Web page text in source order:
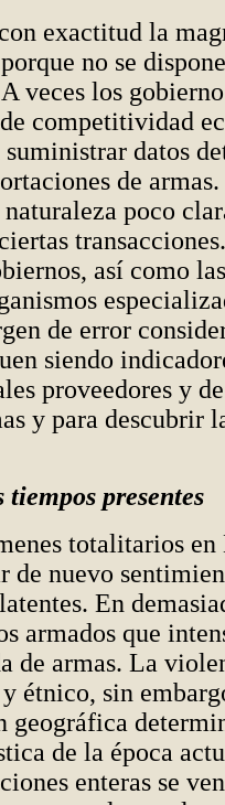
exactitud la
no se
veces los
competitividad
datos
de
poco
así como
de error
siendo
proveedores y
y para descubrir
presentes
totalitarios
de nuevo
En
armados que
de armas. La
étnico, sin
geográfica
de la época
enteras se